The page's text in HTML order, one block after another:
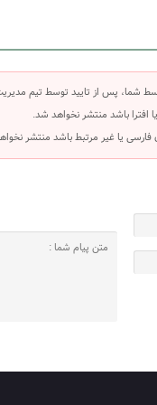
شما، پس از تایید توسط تیم
افترا باشد منتشر نخواهد شد.
فارسی یا غیر مرتبط باشد منتشر